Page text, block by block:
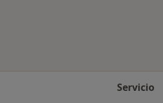
Servicio